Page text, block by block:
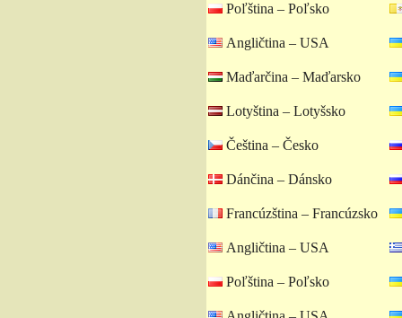
Poľština – Poľsko
Angličtina – USA
Maďarčina – Maďarsko
Lotyština – Lotyšsko
Čeština – Česko
Dánčina – Dánsko
Francúzština – Francúzsko
Angličtina – USA
Poľština – Poľsko